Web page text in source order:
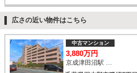
広さの近い物件はこちら
中古マンション
3,880万円
京成津田沼駅 徒歩13分